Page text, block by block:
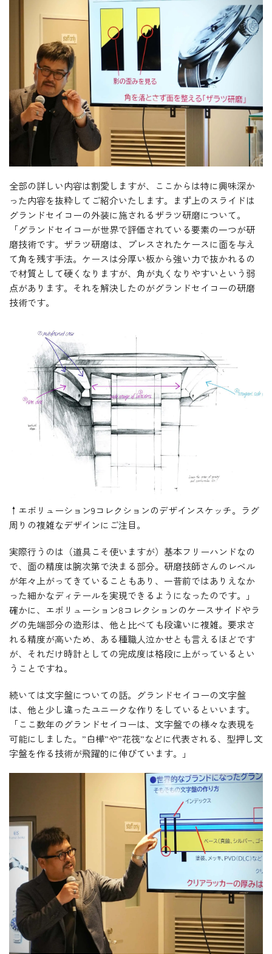
全部の詳しい内容は割愛しますが、ここからは特に興味深か
った内容を抜粋してご紹介いたします。まず上のスライドは
グランドセイコーの外装に施されるザラツ研磨について。
「グランドセイコーが世界で評価されている要素の一つが研
磨技術です。ザラツ研磨は、プレスされたケースに面を与え
て角を残す手法。ケースは分厚い板から強い力で抜かれるの
で材質として硬くなりますが、角が丸くなりやすいという弱
点があります。それを解決したのがグランドセイコーの研磨
技術です。
↑エボリューション9コレクションのデザインスケッチ。ラグ
周りの複雑なデザインにご注目。
実際行うのは（道具こそ使いますが）基本フリーハンドなの
で、面の精度は腕次第で決まる部分。研磨技師さんのレベル
が年々上がってきていることもあり、一昔前ではありえなか
った細かなディテールを実現できるようになったのです。」
確かに、エボリューション8コレクションのケースサイドやラ
グの先端部分の造形は、他と比べても段違いに複雑。要求さ
れる精度が高いため、ある種職人泣かせとも言えるほどです
が、それだけ時計としての完成度は格段に上がっているとい
うことですね。
続いては文字盤についての話。グランドセイコーの文字盤
は、他と少し違ったユニークな作りをしているといいます。
「ここ数年のグランドセイコーは、文字盤での様々な表現を
可能にしました。”白樺”や”花筏”などに代表される、型押し文
字盤を作る技術が飛躍的に伸びています。」